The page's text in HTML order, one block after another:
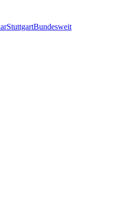
StuttgartBundesweit